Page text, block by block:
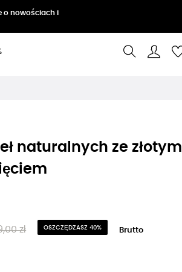
o nowościach i
naturalnych ze złotym
zł OSZCZĘDZASZ 40% Brutto